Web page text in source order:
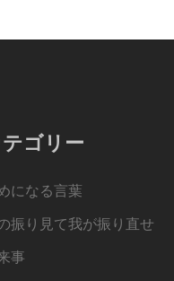
テゴリー
になる言葉
振り見て我が振り直せ
事